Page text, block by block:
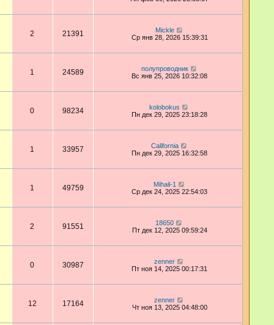
2 21391
Mickle
Ср янв 28, 2026 15:39:31
1 24589
полупроводник
Вс янв 25, 2026 10:32:08
0 98234
kolobokus
Пн дек 29, 2025 23:18:28
1 33957
California
Пн дек 29, 2025 16:32:58
1 49759
Mihail-1
Ср дек 24, 2025 22:54:03
2 91551
18650
Пт дек 12, 2025 09:59:24
0 30987
zenner
Пт ноя 14, 2025 00:17:31
12 17164
zenner
Чт ноя 13, 2025 04:48:00